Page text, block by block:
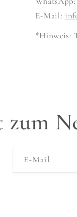
E-Mail:
*Hinweis:
zum
E-Mail